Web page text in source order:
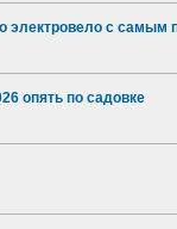
электровело с самым
опять по садовке